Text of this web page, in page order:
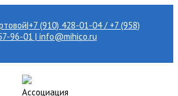
|+7 (910) 428-01-04 / +7 (958)
96-01 | info@mihico.ru